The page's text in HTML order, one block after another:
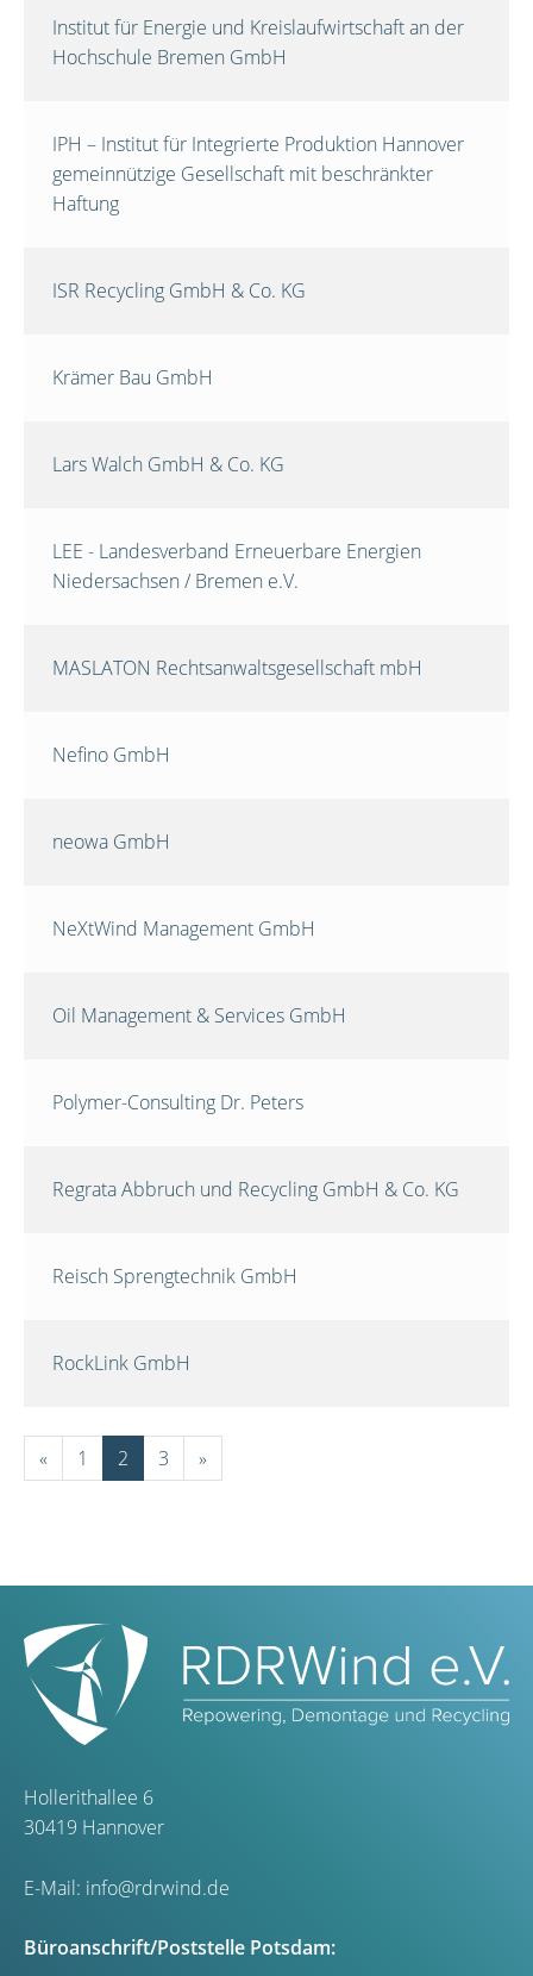
Institut für Energie und Kreislaufwirtschaft an der
Hochschule Bremen GmbH
IPH – Institut für Integrierte Produktion Hannover
gemeinnützige Gesellschaft mit beschränkter
Haftung
ISR Recycling GmbH & Co. KG
Krämer Bau GmbH
Lars Walch GmbH & Co. KG
LEE - Landesverband Erneuerbare Energien
Niedersachsen / Bremen e.V.
MASLATON Rechtsanwaltsgesellschaft mbH
Nefino GmbH
neowa GmbH
NeXtWind Management GmbH
Oil Management & Services GmbH
Polymer-Consulting Dr. Peters
Regrata Abbruch und Recycling GmbH & Co. KG
Reisch Sprengtechnik GmbH
RockLink GmbH
« 1 2 3 »
Hollerithallee 6
30419 Hannover
E-Mail: info@rdrwind.de
Büroanschrift/Poststelle Potsdam: